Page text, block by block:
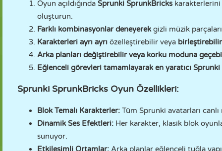
Oyun açıldığında Sprunki SprunkBrickskarakterlerini
oluşturun.
Farklı kombinasyonlar deneyerekgizli müzik
Karakterleri ayrı ayrı özelleştirebilir veya
Arka planları değiştirebilir veya korku moduna
Eğlenceli görevleri tamamlayarak en yaratıcı
Sprunki SprunkBricks Oyun Özellikleri:
Blok Temalı Karakterler: Tüm Sprunki avatarları
Dinamik Ses Efektleri: Her karakter, klasik blok
sunuyor.
Etkileşimli Ortamlar: Arka planlar eğlenceli tuğla